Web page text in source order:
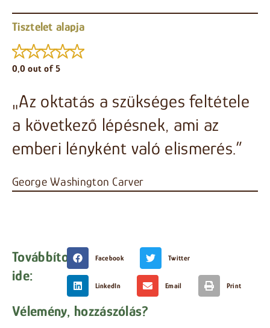
Tisztelet alapja
0,0 out of 5
„Az oktatás a szükséges feltétele
a következő lépésnek, ami az
emberi lényként való elismerés.”
George Washington Carver
Továbbítom
ide:
Facebook Twitter
LinkedIn Email Print
Vélemény, hozzászólás?